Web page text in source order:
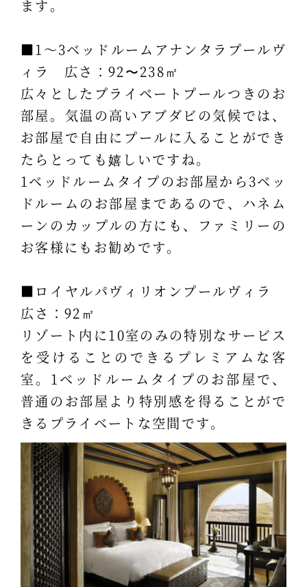
ます。
■1～3ベッドルームアナンタラプールヴ
ィラ 広さ：92〜238㎡
広々としたプライベートプールつきのお
部屋。気温の高いアブダビの気候では、
お部屋で自由にプールに入ることができ
たらとっても嬉しいですね。
1ベッドルームタイプのお部屋から3ベッ
ドルームのお部屋まであるので、ハネム
ーンのカップルの方にも、ファミリーの
お客様にもお勧めです。
■ロイヤルパヴィリオンプールヴィラ
広さ：92㎡
リゾート内に10室のみの特別なサービス
を受けることのできるプレミアムな客
室。1ベッドルームタイプのお部屋で、
普通のお部屋より特別感を得ることがで
きるプライベートな空間です。